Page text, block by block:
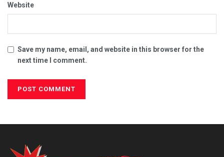
Website
Save my name, email, and website in this browser for the
next time I comment.